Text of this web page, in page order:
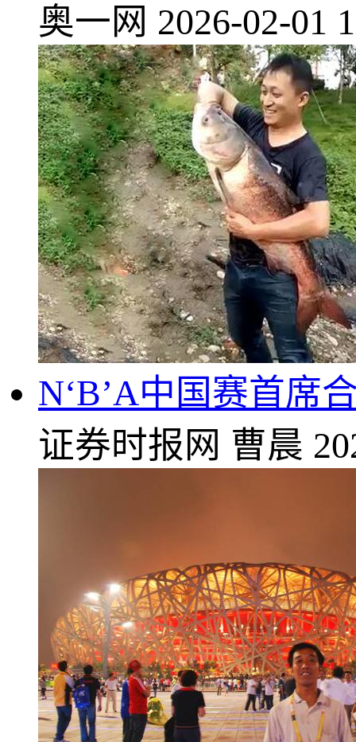
奥一网 2026-02-01
N‘B’A中国赛首席
证券时报网 曹晨